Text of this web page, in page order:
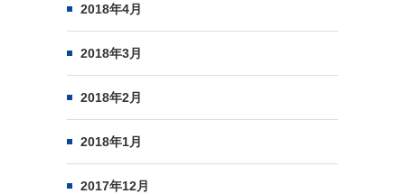
2018年4月
2018年3月
2018年2月
2018年1月
2017年12月